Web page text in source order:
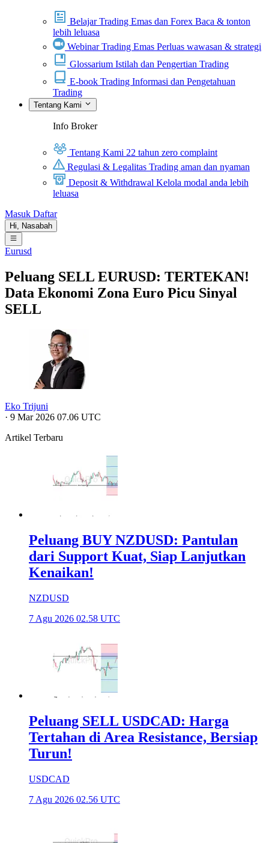
Belajar Trading Emas dan Forex Baca & tonton
lebih leluasa
Webinar Trading Emas Perluas wawasan & strategi
Glossarium Istilah dan Pengertian Trading
E-book Trading Informasi dan Pengetahuan
Trading
Tentang Kami
Info Broker
Tentang Kami 22 tahun zero complaint
Regulasi & Legalitas Trading aman dan nyaman
Deposit & Withdrawal Kelola modal anda lebih
leluasa
Masuk Daftar
Hi, Nasabah
Eurusd
Peluang SELL EURUSD: TERTEKAN!
Data Ekonomi Zona Euro Picu Sinyal
SELL
Eko Trijuni
· 9 Mar 2026 07.06 UTC
Artikel Terbaru
Peluang BUY NZDUSD: Pantulan
dari Support Kuat, Siap Lanjutkan
Kenaikan!
NZDUSD
7 Agu 2026 02.58 UTC
Peluang SELL USDCAD: Harga
Tertahan di Area Resistance, Bersiap
Turun!
USDCAD
7 Agu 2026 02.56 UTC